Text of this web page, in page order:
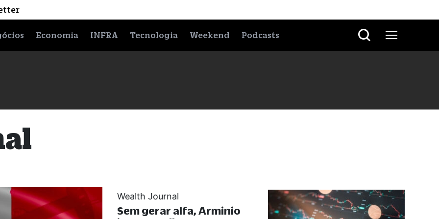
Economia INFRA Tecnologia Weekend Podcasts
Wealth Journal
Sem gerar alfa, Arminio